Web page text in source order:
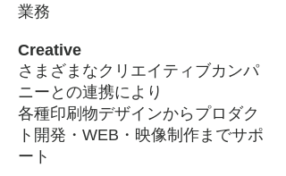
業務
Creative
さまざまなクリエイティブカンパ
ニーとの連携により
各種印刷物デザインからプロダク
ト開発・WEB・映像制作までサポ
ート